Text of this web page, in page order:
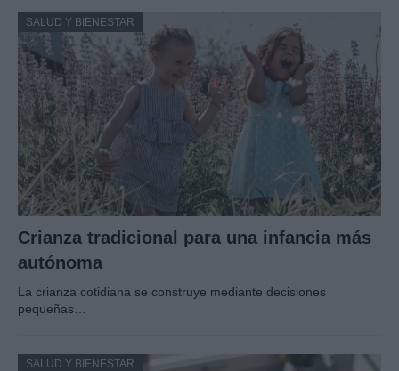
SALUD Y BIENESTAR
Crianza tradicional para una infancia más
autónoma
La crianza cotidiana se construye mediante decisiones
pequeñas…
SALUD Y BIENESTAR